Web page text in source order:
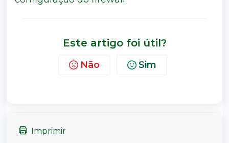
Este artigo foi útil?
Não Sim
Imprimir